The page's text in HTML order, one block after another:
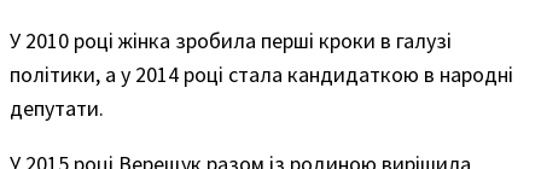
У 2010 році жінка зробила перші кроки в галузі
політики, а у 2014 році стала кандидаткою в народні
депутати.
У 2015 році Верещук разом із родиною вирішила